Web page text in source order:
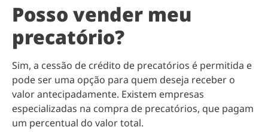
Posso vender meu
precatório?
Sim, a cessão de crédito de precatórios é permitida e
pode ser uma opção para quem deseja receber o
valor antecipadamente. Existem empresas
especializadas na compra de precatórios, que pagam
um percentual do valor total.